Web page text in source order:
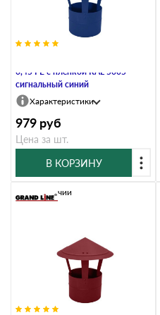
0,45 РЕ с пленкой RAL 5005
сигнальный синий
Характеристики
979 руб
Цена за шт.
В КОРЗИНУ
В наличии